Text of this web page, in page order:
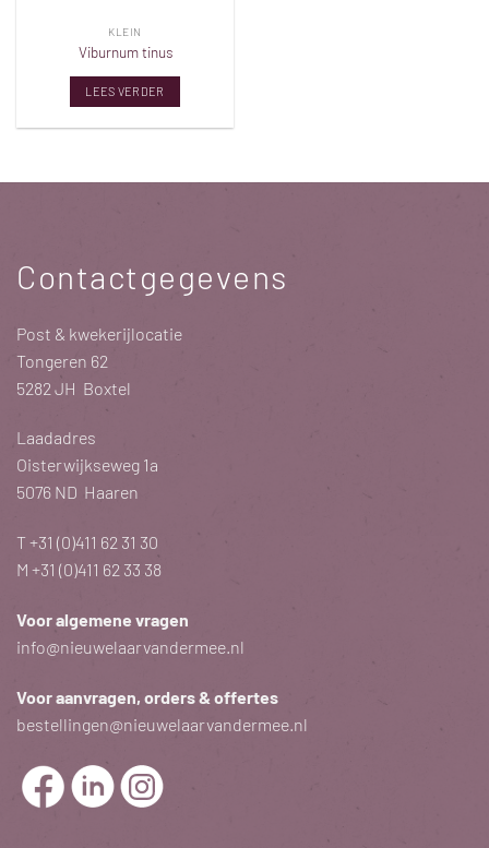
KLEIN
Viburnum tinus
LEES VERDER
Contactgegevens
Post & kwekerijlocatie
Tongeren 62
5282 JH Boxtel
Laadadres
Oisterwijkseweg 1a
5076 ND Haaren
T+31 (0)411 62 31 30
M +31 (0)411 62 33 38
Voor algemene vragen
info@nieuwelaarvandermee.nl
Voor aanvragen, orders & offertes
bestellingen@nieuwelaarvandermee.nl